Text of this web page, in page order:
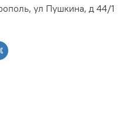
ул Пушкина, д 44/1